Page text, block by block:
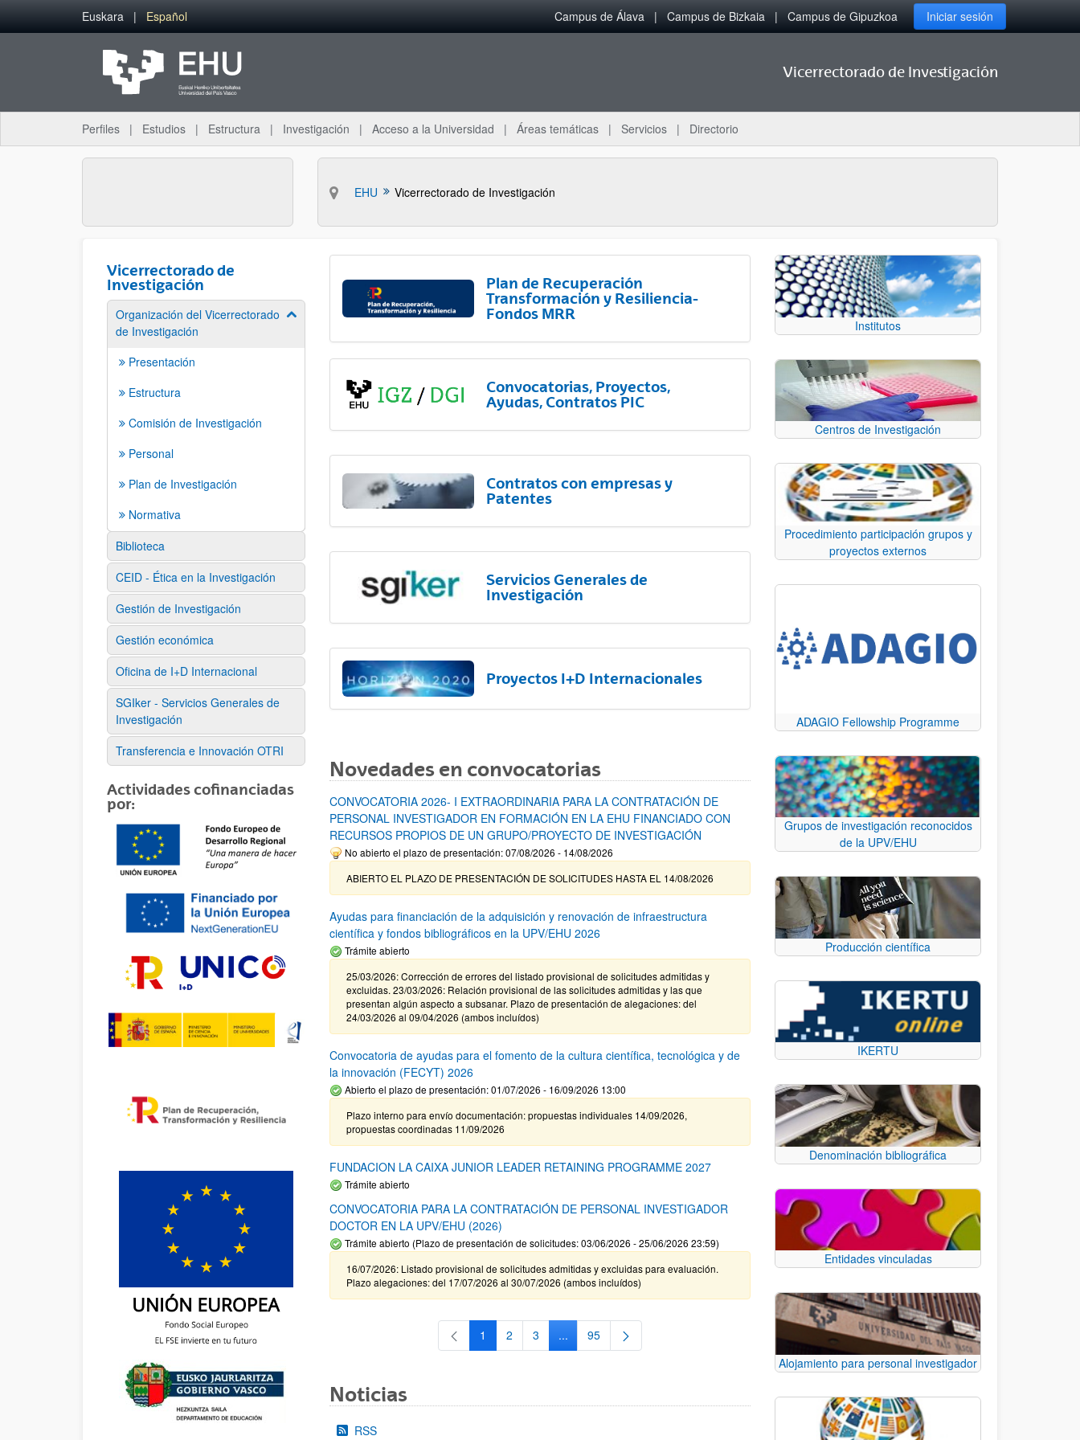
Saltar al contenido principal
Euskara Español Campus de Álava Campus de Bizkaia Campus de Gipuzkoa Iniciar sesión
Vicerrectorado de Investigación
Perfiles Estudios Estructura Investigación Acceso a la Universidad Áreas temáticas Servicios Directorio
EHU Vicerrectorado de Investigación
Vicerrectorado de
Investigación
Organización del Vicerrectorado
de Investigación
Mostrar/ocultar subpáginas
Presentación
Estructura
Comisión de Investigación
Personal
Plan de Investigación
Normativa
Biblioteca
CEID - Ética en la Investigación
Gestión de Investigación
Gestión económica
Oficina de I+D Internacional
SGIker - Servicios Generales de
Investigación
Transferencia e Innovación OTRI
Actividades cofinanciadas
por:
Plan de Recuperación
Transformación y Resiliencia-
Fondos MRR
Convocatorias, Proyectos,
Ayudas, Contratos PIC
Contratos con empresas y
Patentes
Servicios Generales de
Investigación
Proyectos I+D Internacionales
Novedades en convocatorias
CONVOCATORIA 2026- I EXTRAORDINARIA PARA LA CONTRATACIÓN DE
PERSONAL INVESTIGADOR EN FORMACIÓN EN LA EHU FINANCIADO CON
RECURSOS PROPIOS DE UN GRUPO/PROYECTO DE INVESTIGACIÓN
No abierto el plazo de presentación: 07/08/2026 - 14/08/2026
ABIERTO EL PLAZO DE PRESENTACIÓN DE SOLICITUDES HASTA EL 14/08/2026
Ayudas para financiación de la adquisición y renovación de infraestructura
científica y fondos bibliográficos en la UPV/EHU 2026
Trámite abierto
25/03/2026: Corrección de errores del listado provisional de solicitudes admitidas y
excluidas. 23/03/2026: Relación provisional de las solicitudes admitidas y las que
presentan algún aspecto a subsanar. Plazo de presentación de alegaciones: del
24/03/2026 al 09/04/2026 (ambos incluídos)
Convocatoria de ayudas para el fomento de la cultura científica, tecnológica y de
la innovación (FECYT) 2026
Abierto el plazo de presentación: 01/07/2026 - 16/09/2026 13:00
Plazo interno para envío documentación: propuestas individuales 14/09/2026,
propuestas coordinadas 11/09/2026
FUNDACION LA CAIXA JUNIOR LEADER RETAINING PROGRAMME 2027
Trámite abierto
CONVOCATORIA PARA LA CONTRATACIÓN DE PERSONAL INVESTIGADOR
DOCTOR EN LA UPV/EHU (2026)
Trámite abierto (Plazo de presentación de solicitudes: 03/06/2026 - 25/06/2026 23:59)
16/07/2026: Listado provisional de solicitudes admitidas y excluidas para evaluación.
Plazo alegaciones: del 17/07/2026 al 30/07/2026 (ambos incluídos)
Página
1 Página
2 Página
3 ...Páginas intermedias Use TAB para desplazarse.
Página
95
Noticias
RSS
Institutos
Centros de Investigación
Procedimiento participación grupos y
proyectos externos
ADAGIO Fellowship Programme
Grupos de investigación reconocidos
de la UPV/EHU
Producción científica
IKERTU
Denominación bibliográfica
Entidades vinculadas
Alojamiento para personal investigador